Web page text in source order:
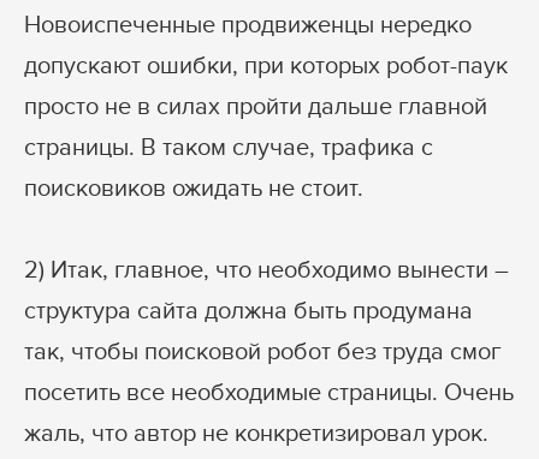
Новоиспеченные продвиженцы нередко
допускают ошибки, при которых робот-паук
просто не в силах пройти дальше главной
страницы. В таком случае, трафика с
поисковиков ожидать не стоит.
2) Итак, главное, что необходимо вынести –
структура сайта должна быть продумана
так, чтобы поисковой робот без труда смог
посетить все необходимые страницы. Очень
жаль, что автор не конкретизировал урок.